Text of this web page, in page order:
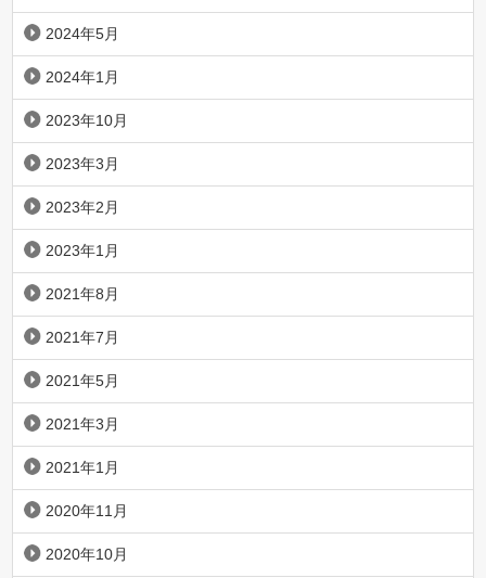
2024年5月
2024年1月
2023年10月
2023年3月
2023年2月
2023年1月
2021年8月
2021年7月
2021年5月
2021年3月
2021年1月
2020年11月
2020年10月